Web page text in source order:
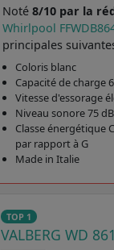
Noté 8/10 par la
Whirlpool
principales
Coloris blanc
Capacité de charge
Vitesse d'essorage
Niveau sonore 75
Classe énergétique
par rapport à G
Made in Italie
TOP 1
VALBERG WD